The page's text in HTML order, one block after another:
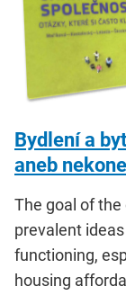
Bydlení a
aneb
The goal of
prevalent
functioning,
housing